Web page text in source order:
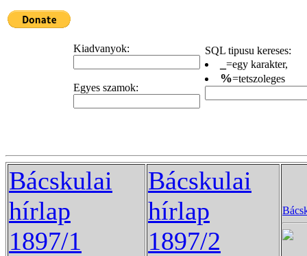
Kiadvanyok:
Egyes szamok:
SQL tipusu kereses:
=egy karakter,
%=tetszoleges
Bácskulai
hírlap
1897/1
Bácskulai
hírlap
1897/2